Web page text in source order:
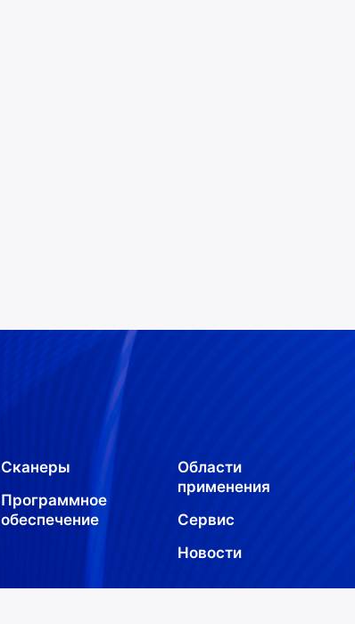
Сканеры
Программное
обеспечение
Области
применения
Сервис
Новости